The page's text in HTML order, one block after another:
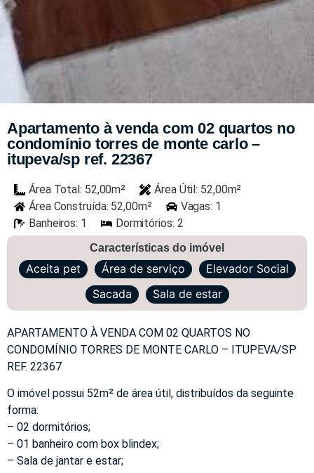
Apartamento à venda com 02 quartos no
condomínio torres de monte carlo –
itupeva/sp ref. 22367
Área Total: 52,00m²
Área Útil: 52,00m²
Área Construída: 52,00m²
Vagas: 1
Banheiros: 1
Dormitórios: 2
Características do imóvel
Aceita pet Área de serviço
Elevador Social
Sacada
Sala de estar
APARTAMENTO À VENDA COM 02 QUARTOS NO
CONDOMÍNIO TORRES DE MONTE CARLO – ITUPEVA/SP
REF. 22367
O imóvel possui 52m² de área útil, distribuídos da seguinte
forma:
– 02 dormitórios;
– 01 banheiro com box blindex;
– Sala de jantar e estar;